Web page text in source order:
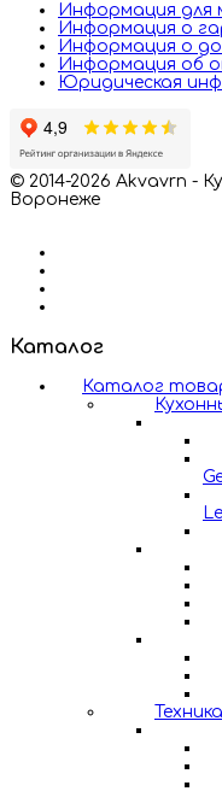
Информация для
Информация о
Информация о
Информация об
Юридическая
© 2014-2026 Akvavrn -
Воронеже
Каталог
Каталог
Техника